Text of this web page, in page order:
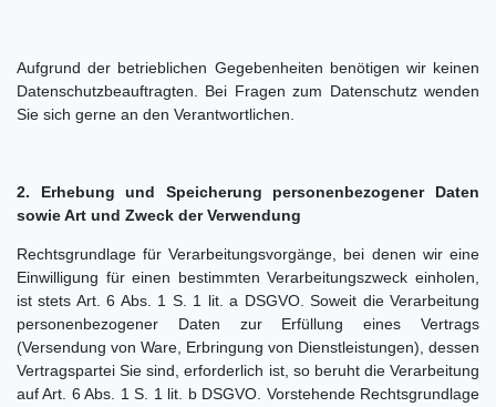
Aufgrund der betrieblichen Gegebenheiten benötigen wir keinen
Datenschutzbeauftragten. Bei Fragen zum Datenschutz wenden
Sie sich gerne an den Verantwortlichen.
2. Erhebung und Speicherung personenbezogener Daten
sowie Art und Zweck der Verwendung
Rechtsgrundlage für Verarbeitungsvorgänge, bei denen wir eine
Einwilligung für einen bestimmten Verarbeitungszweck einholen,
ist stets Art. 6 Abs. 1 S. 1 lit. a DSGVO. Soweit die Verarbeitung
personenbezogener Daten zur Erfüllung eines Vertrags
(Versendung von Ware, Erbringung von Dienstleistungen), dessen
Vertragspartei Sie sind, erforderlich ist, so beruht die Verarbeitung
auf Art. 6 Abs. 1 S. 1 lit. b DSGVO. Vorstehende Rechtsgrundlage